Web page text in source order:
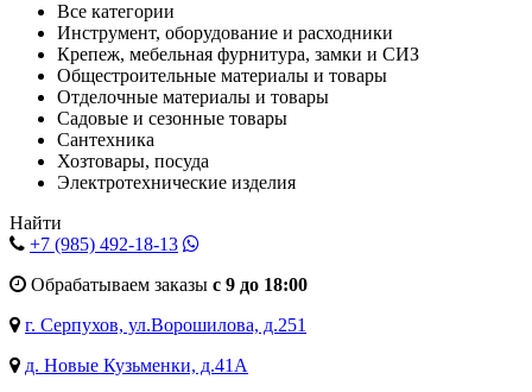
Все категории
Инструмент, оборудование и расходники
Крепеж, мебельная фурнитура, замки и СИЗ
Общестроительные материалы и товары
Отделочные материалы и товары
Садовые и сезонные товары
Сантехника
Хозтовары, посуда
Электротехнические изделия
Найти
+7 (985) 492-18-13
Обрабатываем заказы с 9 до 18:00
г. Серпухов, ул.Ворошилова, д.251
д. Новые Кузьменки, д.41А